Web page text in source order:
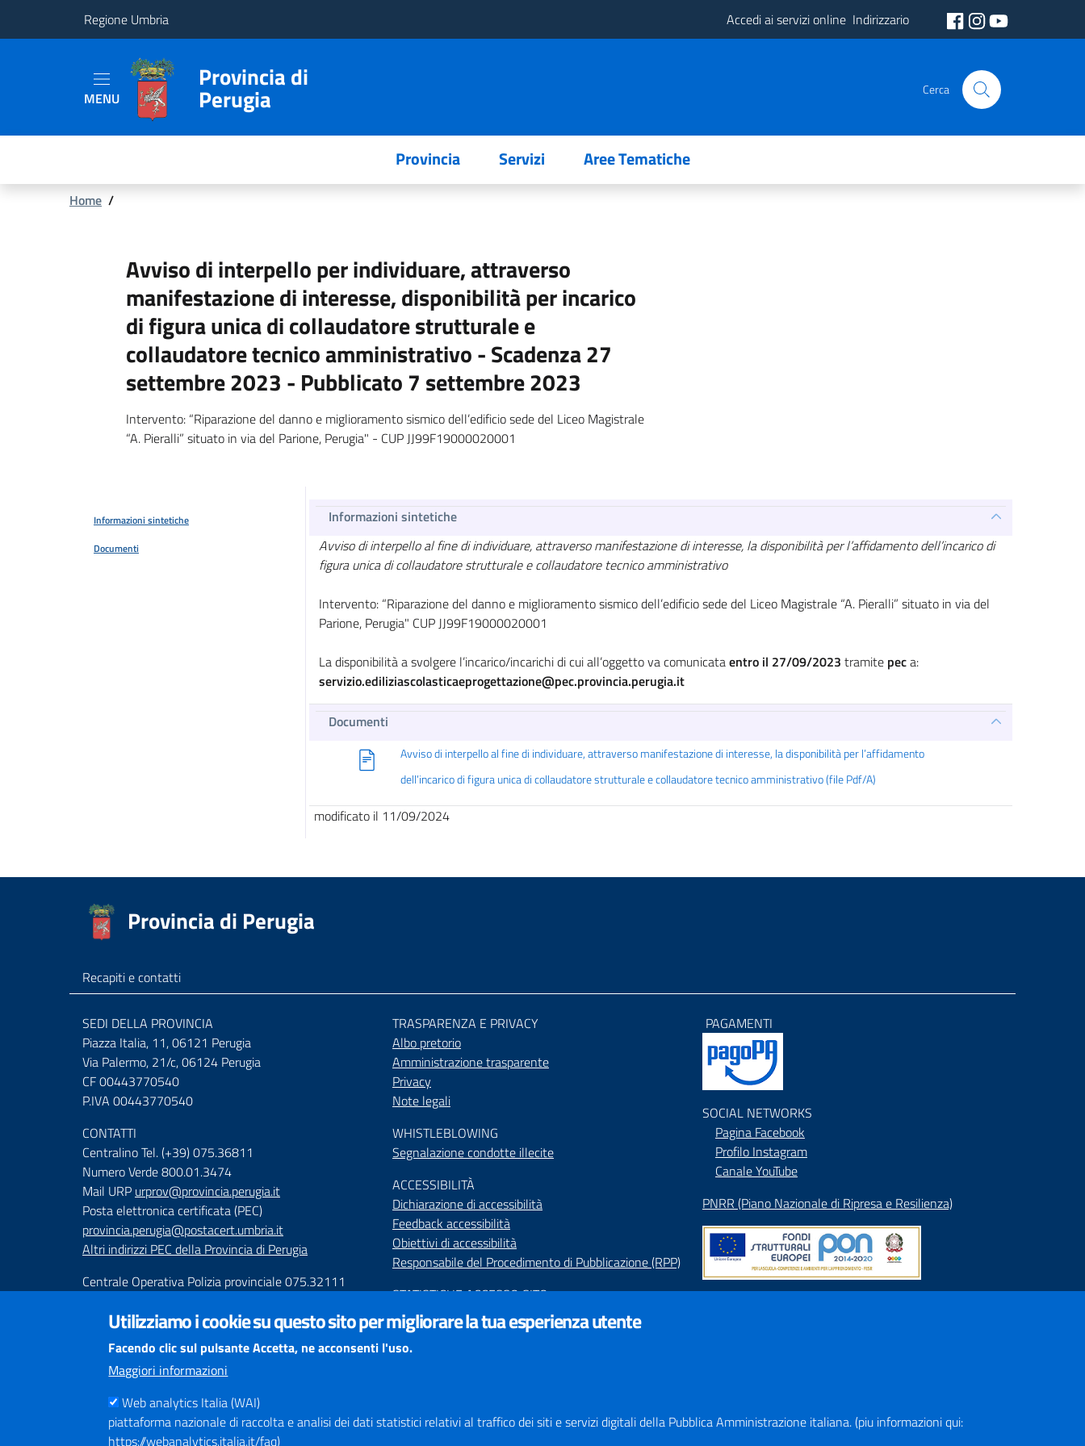
Regione Umbria Accedi ai servizi online Indirizzario
Tematiche
MENU
Provincia di
Perugia Cerca
Provincia Servizi Aree Tematiche
Briciole
pane
Home /
Avviso di interpello per individuare, attraverso
manifestazione di interesse, disponibilità per incarico
di figura unica di collaudatore strutturale e
collaudatore tecnico amministrativo - Scadenza 27
settembre 2023 - Pubblicato 7 settembre 2023
Intervento: “Riparazione del danno e miglioramento sismico dell’edificio sede del Liceo Magistrale
“A. Pieralli” situato in via del Parione, Perugia" - CUP JJ99F19000020001
Informazioni sintetiche
Documenti
Informazioni sintetiche
Avviso di interpello al fine di individuare, attraverso manifestazione di interesse, la disponibilità per l’affidamento dell’incarico di
figura unica di collaudatore strutturale e collaudatore tecnico amministrativo
Intervento: “Riparazione del danno e miglioramento sismico dell’edificio sede del Liceo Magistrale “A. Pieralli” situato in via del
Parione, Perugia" CUP JJ99F19000020001
La disponibilità a svolgere l’incarico/incarichi di cui all’oggetto va comunicataentro il 27/09/2023 tramite peca:
servizio.ediliziascolasticaeprogettazione@pec.provincia.perugia.it
Documenti
Avviso di interpello al fine di individuare, attraverso manifestazione di interesse, la disponibilità per l’affidamento
dell’incarico di figura unica di collaudatore strutturale e collaudatore tecnico amministrativo (file Pdf/A)
modificato il 11/09/2024
Provincia di Perugia
Recapiti e contatti
SEDI DELLA PROVINCIA
Piazza Italia, 11, 06121 Perugia
Via Palermo, 21/c, 06124 Perugia
CF 00443770540
P.IVA 00443770540
CONTATTI
Centralino Tel. (+39) 075.36811
Numero Verde 800.01.3474
Mail URP urprov@provincia.perugia.it
Posta elettronica certificata (PEC)
provincia.perugia@postacert.umbria.it
Altri indirizzi PEC della Provincia di Perugia
Centrale Operativa Polizia provinciale 075.32111
Emergenza Stradale 335.6425246
Numeri Emergenza dei Comprensori
Infoviabilità
TRASPARENZA E PRIVACY
Albo pretorio
Amministrazione trasparente
Privacy
Note legali
WHISTLEBLOWING
Segnalazione condotte illecite
ACCESSIBILITÀ
Dichiarazione di accessibilità
Feedback accessibilità
Obiettivi di accessibilità
Responsabile del Procedimento di Pubblicazione (RPP)
STATISTICHE ACCESSO SITO
SEGNALAZIONI relative ai CONTENUTI DEL SITO
redazione@provincia.perugia.it
per essere visualizzato dai principali browser aggiornati.
L'uso di browser non aggiornati può creare problemi di
PAGAMENTI
SOCIAL NETWORKS
Pagina Facebook
Profilo Instagram
Canale YouTube
PNRR (Piano Nazionale di Ripresa e Resilienza)
Utilizziamo i cookie su questo sito per migliorare la tua esperienza utente
Facendo clic sul pulsante Accetta, ne acconsenti l'uso.
Maggiori informazioni
Web analytics Italia (WAI)
piattaforma nazionale di raccolta e analisi dei dati statistici relativi al traffico dei siti e servizi digitali della Pubblica Amministrazione italiana. (piu informazioni qui:
https://webanalytics.italia.it/faq)